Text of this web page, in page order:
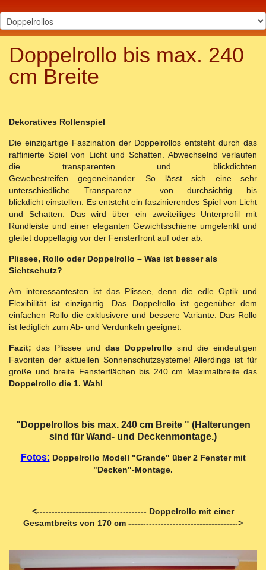
Doppelrollo bis max. 240
cm Breite
Dekoratives Rollenspiel
Die einzigartige Faszination der Doppelrollos entsteht durch das
raffinierte Spiel von Licht und Schatten. Abwechselnd verlaufen
die transparenten und blickdichten
Gewebestreifen gegeneinander. So lässt sich eine sehr
unterschiedliche Transparenz von durchsichtig bis
blickdicht einstellen. Es entsteht ein faszinierendes Spiel von Licht
und Schatten. Das wird über ein zweiteiliges Unterprofil mit
Rundleiste und einer eleganten Gewichtsschiene umgelenkt und
gleitet doppellagig vor der Fensterfront auf oder ab.
Plissee, Rollo oder Doppelrollo – Was ist besser als
Sichtschutz?
Am interessantesten ist das Plissee, denn die edle Optik und
Flexibilität ist einzigartig. Das Doppelrollo ist gegenüber dem
einfachen Rollo die exklusivere und bessere Variante. Das Rollo
ist lediglich zum Ab- und Verdunkeln geeignet.
Fazit; das Plissee und das Doppelrollo sind die eindeutigen
Favoriten der aktuellen Sonnenschutzsysteme! Allerdings ist für
große und breite Fensterflächen bis 240 cm Maximalbreite das
Doppelrollo die 1. Wahl
"Doppelrollos bis max. 240 cm Breite " (Halterungen
sind für Wand- und Deckenmontage.)
Fotos: Doppelrollo Modell "Grande" über 2 Fenster mit
"Decken"-Montage.
<------------------------------------- Doppelrollo mit einer
Gesamtbreits von 170 cm ------------------------------------->